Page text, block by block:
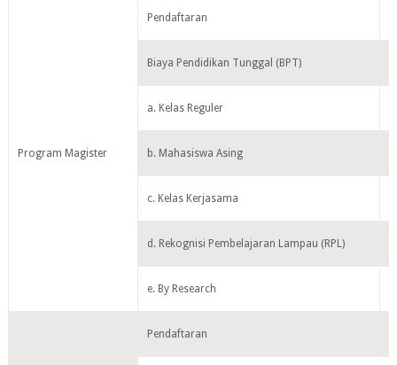
Program Magister
Pendaftaran
Biaya Pendidikan Tunggal (BPT)
a. Kelas Reguler
b. Mahasiswa Asing
c. Kelas Kerjasama
d. Rekognisi Pembelajaran Lampau (RPL)
e. By Research
Pendaftaran